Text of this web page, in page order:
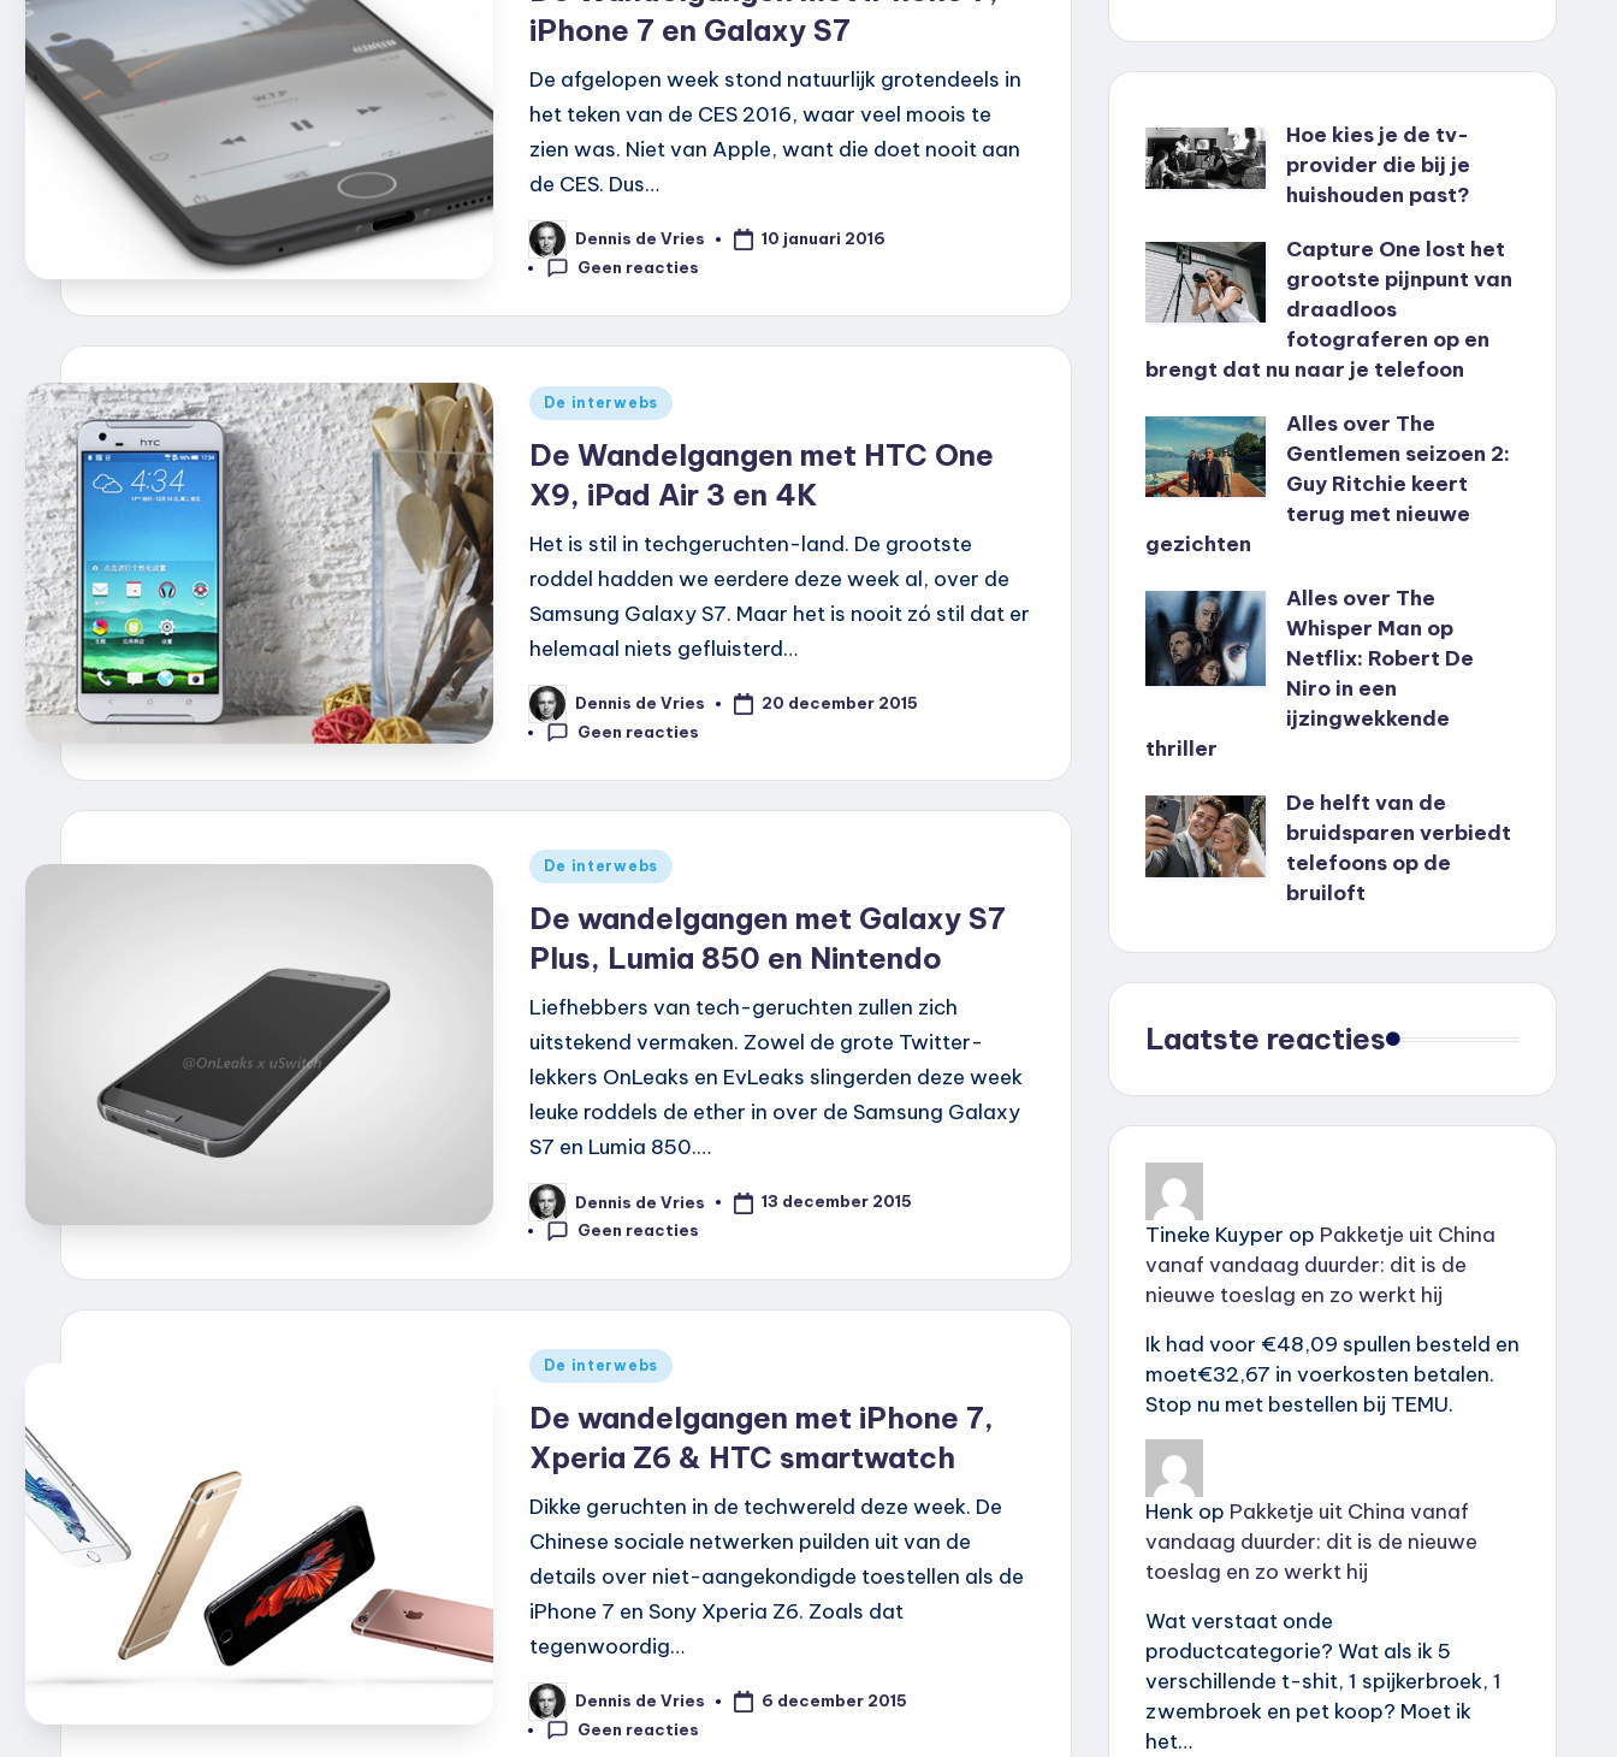
iPhone 7 en Galaxy S7
De afgelopen week stond natuurlijk grotendeels in
het teken van de CES 2016, waar veel moois te
zien was. Niet van Apple, want die doet nooit aan
de CES. Dus…
Geplaatst
door
Dennis de Vries
10 januari 2016
Geen reacties
Geplaatst
De interwebs
De Wandelgangen met HTC One
X9, iPad Air 3 en 4K
Het is stil in techgeruchten-land. De grootste
roddel hadden we eerdere deze week al, over de
Samsung Galaxy S7. Maar het is nooit zó stil dat er
helemaal niets gefluisterd…
Geplaatst
door
Dennis de Vries
20 december 2015
Geen reacties
Geplaatst
De interwebs
De wandelgangen met Galaxy S7
Plus, Lumia 850 en Nintendo
Liefhebbers van tech-geruchten zullen zich
uitstekend vermaken. Zowel de grote Twitter-
lekkers OnLeaks en EvLeaks slingerden deze week
leuke roddels de ether in over de Samsung Galaxy
S7 en Lumia 850.…
Geplaatst
door
Dennis de Vries
13 december 2015
Geen reacties
Geplaatst
De interwebs
De wandelgangen met iPhone 7,
Xperia Z6 & HTC smartwatch
Dikke geruchten in de techwereld deze week. De
Chinese sociale netwerken puilden uit van de
details over niet-aangekondigde toestellen als de
iPhone 7 en Sony Xperia Z6. Zoals dat
tegenwoordig…
Geplaatst
door
Dennis de Vries
6 december 2015
Geen reacties
Hoe kies je de tv-
provider die bij je
huishouden past?
Capture One lost het
grootste pijnpunt van
draadloos
fotograferen op en
brengt dat nu naar je telefoon
Alles over The
Gentlemen seizoen 2:
Guy Ritchie keert
terug met nieuwe
gezichten
Alles over The
Whisper Man op
Netflix: Robert De
Niro in een
ijzingwekkende
thriller
De helft van de
bruidsparen verbiedt
telefoons op de
bruiloft
Laatste reacties
Tineke Kuyper op Pakketje uit China
vanaf vandaag duurder: dit is de
nieuwe toeslag en zo werkt hij
Ik had voor €48,09 spullen besteld en
moet€32,67 in voerkosten betalen.
Stop nu met bestellen bij TEMU.
Henkop Pakketje uit China vanaf
vandaag duurder: dit is de nieuwe
toeslag en zo werkt hij
Wat verstaat onde
productcategorie? Wat als ik 5
verschillende t-shit, 1 spijkerbroek, 1
zwembroek en pet koop? Moet ik
het…